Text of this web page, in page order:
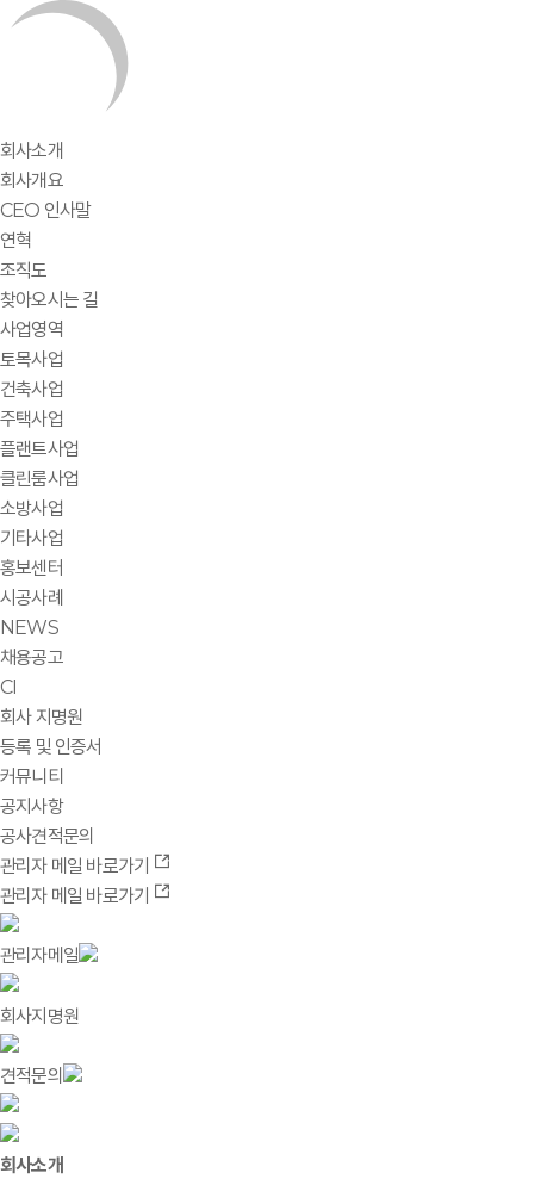
회사소개
회사개요
CEO 인사말
연혁
조직도
찾아오시는 길
사업영역
토목사업
건축사업
주택사업
플랜트사업
클린룸사업
소방사업
기타사업
홍보센터
시공사례
NEWS
채용공고
CI
회사 지명원
등록 및 인증서
커뮤니티
공지사항
공사견적문의
관리자 메일 바로가기
관리자 메일 바로가기
관리자메일
회사지명원
견적문의
회사소개